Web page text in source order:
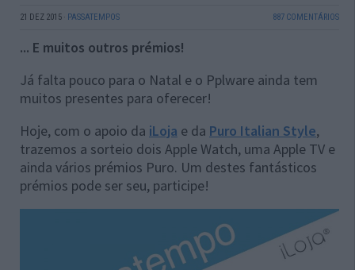
21 DEZ 2015 · PASSATEMPOS 887 COMENTÁRIOS
... E muitos outros prémios!
Já falta pouco para o Natal e o Pplware ainda tem
muitos presentes para oferecer!
Hoje, com o apoio da iLoja e da Puro Italian Style,
trazemos a sorteio dois Apple Watch, uma Apple TV e
ainda vários prémios Puro. Um destes fantásticos
prémios pode ser seu, participe!